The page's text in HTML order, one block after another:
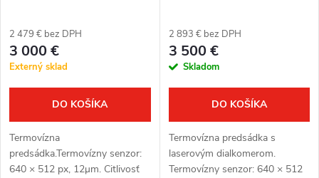
o
d
k
o
d
u
k
t
2 479 € bez DPH
3 000 €
Externý sklad
DO KOŠÍKA
Termovízna
predsádka.Termovízny senzor:
640 × 512 px, 12μm. Citlivosť
2 893 € bez DPH
3 500 €
Skladom
DO KOŠÍKA
Termovízna predsádka s
laserovým dialkomerom.
Termovízny senzor: 640 × 512